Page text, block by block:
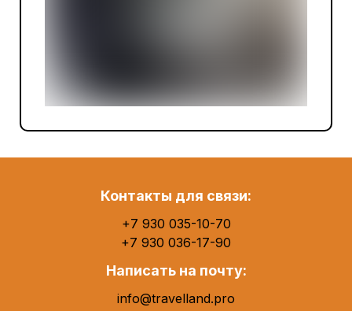
Контакты для связи:
+7 930 035-10-70
+7 930 036-17-90
Написать на почту:
info@travelland.pro